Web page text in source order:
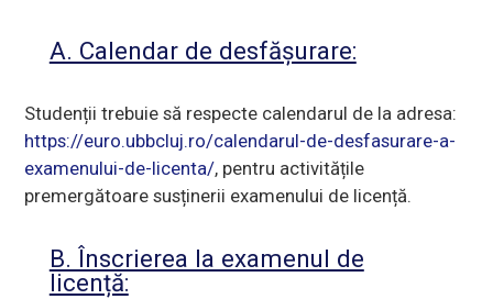
A. Calendar de desfășurare:
Studenții trebuie să respecte calendarul de la adresa:
https://euro.ubbcluj.ro/calendarul-de-desfasurare-a-
examenului-de-licenta/, pentru activitățile
premergătoare susținerii examenului de licență.
B. Înscrierea la examenul de
licență: